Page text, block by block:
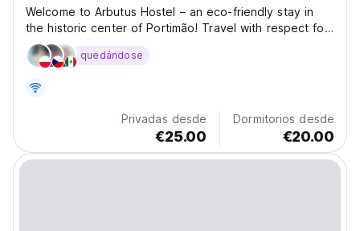
Welcome to Arbutus Hostel – an eco-friendly stay in
the historic center of Portimão! Travel with respect for
nature and enjoy the atmosphere of the old town by
staying at Arbutus Hostel. At our hostel, we have
quedándose
Privadas desde
€25.00
Dormitorios desde
€20.00